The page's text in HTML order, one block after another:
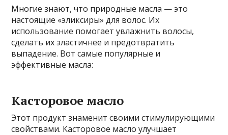
Многие знают, что природные масла — это
настоящие «эликсиры» для волос. Их
использование помогает увлажнить волосы,
сделать их эластичнее и предотвратить
выпадение. Вот самые популярные и
эффективные масла:
Касторовое масло
Этот продукт знаменит своими стимулирующими
свойствами. Касторовое масло улучшает